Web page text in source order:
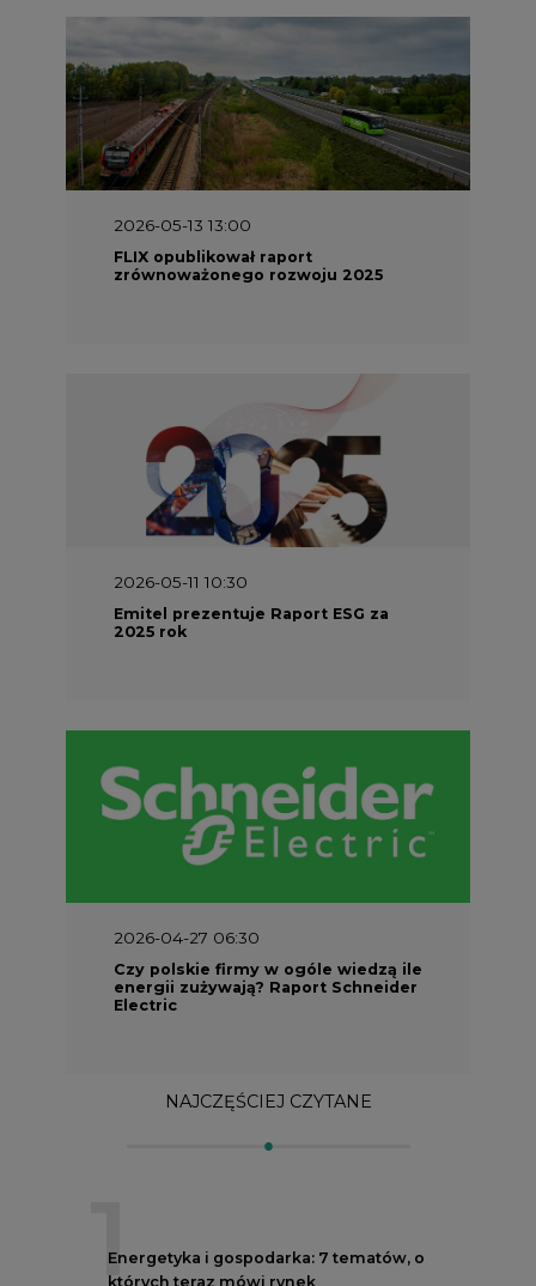
2026-05-13 13:00
FLIX opublikował raport
zrównoważonego rozwoju 2025
2026-05-11 10:30
Emitel prezentuje Raport ESG za
2025 rok
2026-04-27 06:30
Czy polskie firmy w ogóle wiedzą ile
energii zużywają? Raport Schneider
Electric
NAJCZĘŚCIEJ CZYTANE
1
Energetyka i gospodarka: 7 tematów, o
których teraz mówi rynek